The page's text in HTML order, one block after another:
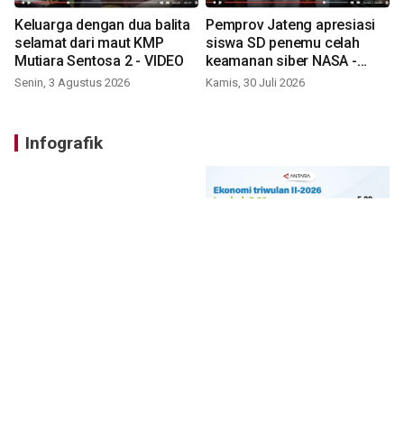
Keluarga dengan dua balita
selamat dari maut KMP
Mutiara Sentosa 2 - VIDEO
Senin, 3 Agustus 2026
Pemprov Jateng apresiasi
siswa SD penemu celah
keamanan siber NASA -
VIDEO
Kamis, 30 Juli 2026
Infografik